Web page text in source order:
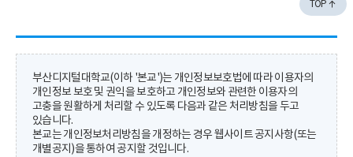
부산디지털대학교(이하 '본교')는 개인정보보호법에 따라 이용자의
개인정보 보호 및 권익을 보호하고 개인정보와 관련한 이용자의
고충을 원활하게 처리할 수 있도록 다음과 같은 처리방침을 두고
있습니다.
본교는 개인정보처리방침을 개정하는 경우 웹사이트 공지사항(또는
개별공지)을 통하여 공지할 것입니다.
TOP